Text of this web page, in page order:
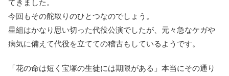
てきました。
今回もその舵取りのひとつなのでしょう。
星組はかなり思い切った代役公演でしたが、元々急なケガや
病気に備えて代役を立てての稽古もしているようです。
「花の命は短く宝塚の生徒には期限がある」本当にその通り